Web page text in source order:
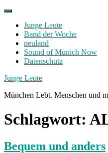
Skip
contentJunge Leute
Band der Woche
neuland
Sound of Munich Now
Datenschutz
Facebook
Twitter
Instagram
Junge Leute
München Lebt. Menschen und
Schlagwort:
Bequem und anders